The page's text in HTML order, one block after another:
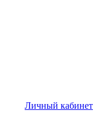
Личный кабинет